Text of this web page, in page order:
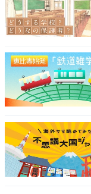
第3位：諫山創